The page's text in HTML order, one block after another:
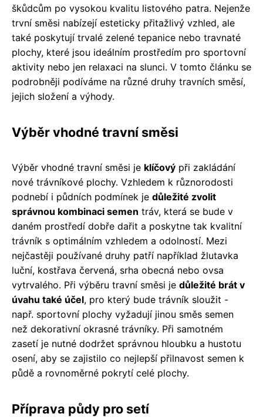
škůdcům po vysokou kvalitu listového patra. Nejenže
trvní směsi nabízejí esteticky přitažlivý vzhled, ale
také poskytují trvalé zelené tepanice nebo travnaté
plochy, které jsou ideálním prostředím pro sportovní
aktivity nebo jen relaxaci na slunci. V tomto článku se
podrobněji podíváme na různé druhy travních směsí,
jejich složení a výhody.
Výběr vhodné travní směsi
Výběr vhodné travní směsi je klíčový při zakládání
nové trávníkové plochy. Vzhledem k různorodosti
podnebí i půdních podmínek je důležité zvolit
správnou kombinaci semen tráv, která se bude v
daném prostředí dobře dařit a poskytne tak kvalitní
trávník s optimálním vzhledem a odolností. Mezi
nejčastěji používané druhy patří například žlutavka
luční, kostřava červená, srha obecná nebo ovsa
vytrvalého. Při výběru travní směsi je důležité brát v
úvahu také účel, pro který bude trávník sloužit -
např. sportovní plochy vyžadují jinou směs semen
než dekorativní okrasné trávníky. Při samotném
zasetí je nutné dodržet správnou hloubku a hustotu
osení, aby se zajistilo co nejlepší přilnavost semen k
půdě a rovnoměrné pokrytí celé plochy.
Příprava půdy pro setí